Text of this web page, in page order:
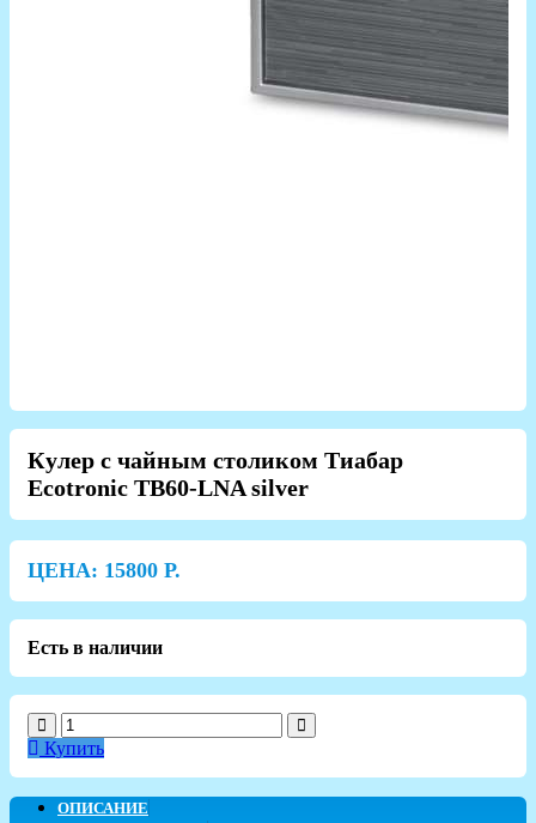
Кулер с чайным столиком Тиабар
Ecotronic TB60-LNA silver
ЦЕНА: 15800 Р.
Есть в наличии
Купить
ОПИСАНИЕ